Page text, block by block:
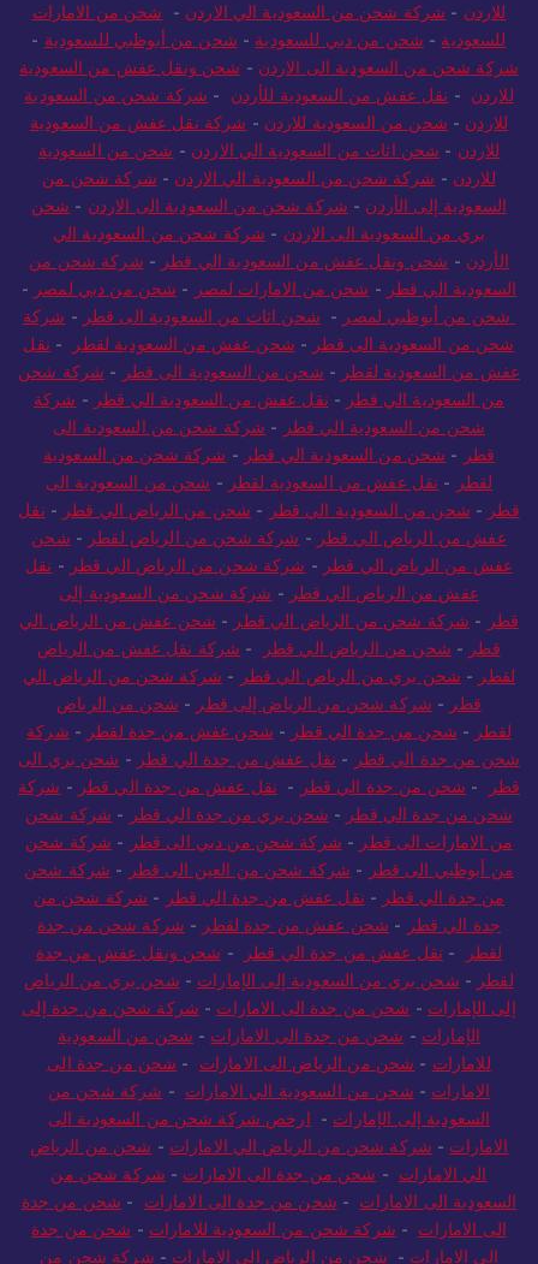
للاردن - شركة شحن من السعودية الي الاردن - شحن من الامارات
للسعودية - شحن من دبي للسعودية - شحن من أبوظبي للسعودية -
شركة شحن من السعودية الى الاردن - شحن ونقل عفش من السعودية
للاردن - نقل عفش من السعودية للأردن - شركة شحن من السعودية
للاردن - شحن من السعودية للاردن - شركة نقل عفش من السعودية
للاردن - شحن اثاث من السعودية الي الاردن - شحن من السعودية
للاردن - شركة شحن من السعودية الي الاردن - شركة شحن من
السعودية إلى الأردن - شركة شحن من السعودية الى الاردن - شحن
بري من السعودية الى الاردن - شركة شحن من السعودية الي
الأردن - شحن ونقل عفش من السعودية الي قطر - شركة شحن من
السعودية الي قطر - شحن من الامارات لمصر - شحن من دبي لمصر -
شحن من أبوظبي لمصر - شحن اثاث من السعودية الى قطر - شركة
شحن من السعودية الى قطر - شحن عفش من السعودية لقطر - نقل
عفش من السعودية لقطر - شحن من السعودية الى قطر - شركة شحن
من السعودية الي قطر - نقل عفش من السعودية الي قطر - شركة
شحن من السعودية الي قطر - شركة شحن من السعودية الى
قطر - شحن من السعودية الي قطر - شركة شحن من السعودية
لقطر - نقل عفش من السعودية لقطر - شحن من السعودية الى
قطر - شحن من السعودية الي قطر - شحن من الرياض الي قطر - نقل
عفش من الرياض الي قطر - شركة شحن من الرياض لقطر - شحن
عفش من الرياض الي قطر - شركة شحن من الرياض الي قطر - نقل
عفش من الرياض الي قطر - شركة شحن من السعودية إلى
قطر - شركة شحن من الرياض الي قطر - شحن عفش من الرياض الي
قطر - شحن من الرياض الي قطر - شركة نقل عفش من الرياض
لقطر - شحن بري من الرياض الي قطر - شركة شحن من الرياض الي
قطر - شركة شحن من الرياض إلى قطر - شحن من الرياض
لقطر - شحن من جدة الي قطر - شحن عفش من جدة لقطر - شركة
شحن من جدة الي قطر - نقل عفش من جدة الي قطر - شحن بري الى
قطر
- شحن من جدة الي قطر - نقل عفش من جدة الي قطر - شركة
شحن من جدة الي قطر - شحن بري من جدة الي قطر - شركة شحن
من الامارات الى قطر - شركة شحن من دبي الى قطر - شركة شحن
من أبوظبي الى قطر - شركة شحن من العين الى قطر - شركة شحن
من جدة الي قطر - نقل عفش من جدة الي قطر - شركة شحن من
جدة الي قطر - شحن عفش من جدة لقطر - شركة شحن من جدة
لقطر
- نقل عفش من جدة الي قطر - شحن ونقل عفش من جدة
لقطر - شحن بري من السعودية إلى الإمارات - شحن بري من الرياض
إلى الإمارات - شحن من جدة الى الامارات - شركة شحن من جدة إلى
الإمارات - شحن من جدة الى الامارات - شحن من السعودية
للامارات - شحن من الرياض الى الامارات - شحن من جدة الى
الامارات - شحن من السعودية الي الامارات - شركة شحن من
السعودية إلى الإمارات - ارخص شركة شحن من السعودية الى
الامارات - شركة شحن من الرياض الي الامارات - شحن من الرياض
الي الامارات - شحن من جدة الى الامارات - شركة شحن من
السعودية الى الامارات - شحن من جدة الى الامارات - شحن من جدة
الى الامارات - شركة شحن من السعودية للامارات - شحن من جدة
الى الامارات - شحن من الرياض الى الامارات - شركة شحن من